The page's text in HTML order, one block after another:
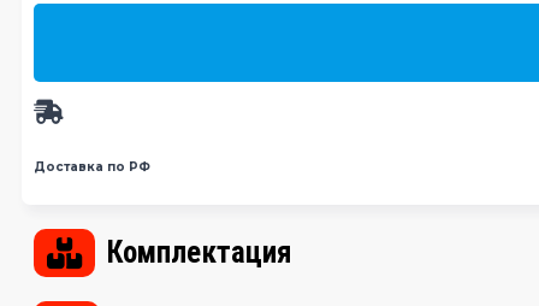
Доставка по РФ
Комплектация